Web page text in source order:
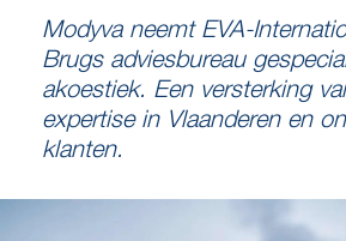
Modyva neemt EVA-
Brugs adviesbureau
akoestiek. Een versterking
expertise in Vlaanderen en
klanten.